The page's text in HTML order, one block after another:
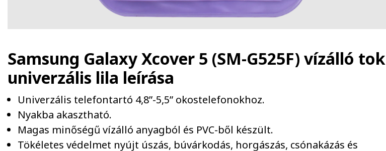
Samsung Galaxy Xcover 5 (SM-G525F) vízálló tok
univerzális lila leírása
Univerzális telefontartó 4,8”-5,5” okostelefonokhoz.
Nyakba akasztható.
Magas minőségű vízálló anyagból és PVC-ből készült.
Tökéletes védelmet nyújt úszás, búvárkodás, horgászás, csónakázás és